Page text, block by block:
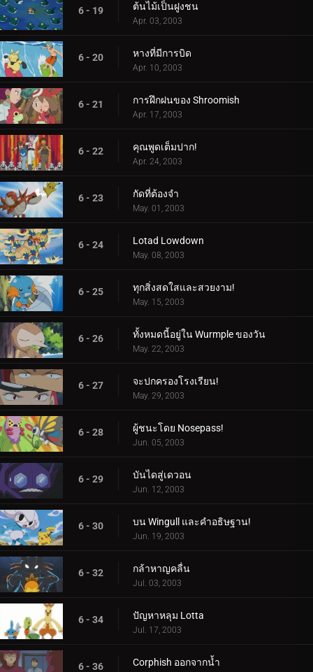
6 - 19 ต้นไม้เป็นฝูงชน
Apr. 03, 2003
6 - 20 หางที่มีการบิด
Apr. 10, 2003
6 - 21 การฝึกฝนของ Shroomish
Apr. 17, 2003
6 - 22 คุณพูดเต็มปาก!
Apr. 24, 2003
6 - 23 กัดที่ต้องจำ
May. 01, 2003
6 - 24 Lotad Lowdown
May. 08, 2003
6 - 25 ทุกสิ่งสดใสและสวยงาม!
May. 15, 2003
6 - 26 ทั้งหมดนี้อยู่ใน Wurmple ของวัน
May. 22, 2003
6 - 27 จะปกครองโรงเรียน!
May. 29, 2003
6 - 28 ผู้ชนะโดย Nosepass!
Jun. 05, 2003
6 - 29 บันไดสู่เดวอน
Jun. 12, 2003
6 - 30 บน Wingull และคำอธิษฐาน!
Jun. 19, 2003
6 - 32 กล้าหาญคลื่น
Jul. 03, 2003
6 - 34 ปัญหาหลุม Lotta
Jul. 17, 2003
6 - 36 Corphish ออกจากน้ำ